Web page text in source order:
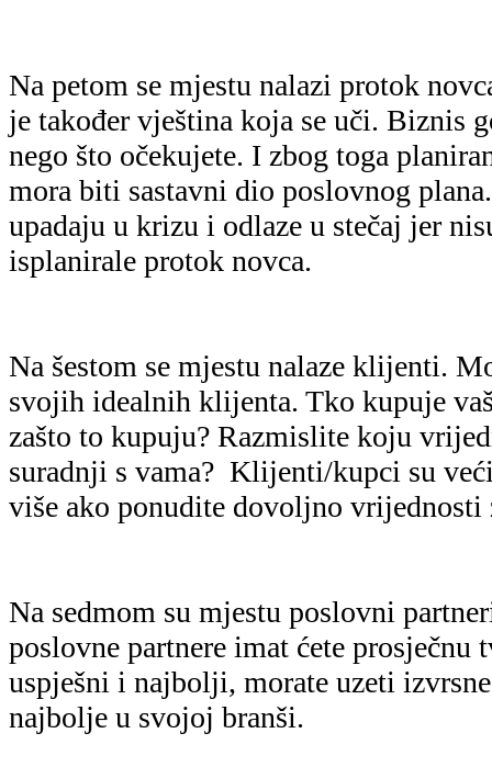
Na petom se mjestu nalazi protok
je također vještina koja se uči. Biznis
nego što očekujete. I zbog toga
mora biti sastavni dio poslovnog
upadaju u krizu i odlaze u stečaj jer
isplanirale protok novca.
Na šestom se mjestu nalaze klijenti.
svojih idealnih klijenta. Tko kupuje
zašto to kupuju? Razmislite koju
suradnji s vama? Klijenti/kupci su
više ako ponudite dovoljno
Na sedmom su mjestu poslovni
poslovne partnere imat ćete
uspješni i najbolji, morate uzeti
najbolje u svojoj branši.